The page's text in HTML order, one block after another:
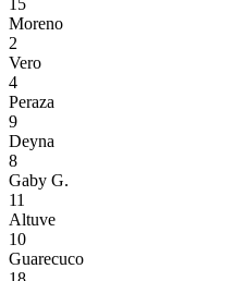
15
Moreno
2
Vero
4
Peraza
9
Deyna
8
Gaby G.
11
Altuve
10
Guarecuco